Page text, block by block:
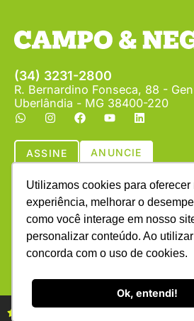
Utilizamos cookies para oferecer
experiência, melhorar o
como você interage em nosso
personalizar conteúdo. Ao
concorda com o uso de cookies.
Ok, entendi!
(34) 3231-2800
R. Bernardino Fonseca, 88 -
Uberlândia - MG 38400-220
ASSINE ANUNCIE
Copyright © (1990 - 2026) Revista
direitos reservados. É proibida a
página em qualquer meio de